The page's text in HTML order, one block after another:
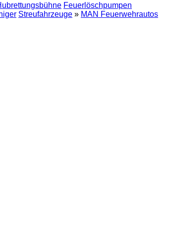
Feuerlöschpumpen
Streufahrzeuge » MAN Feuerwehrautos